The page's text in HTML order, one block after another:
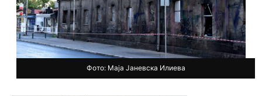
Фото: Маја Јаневска Илиева